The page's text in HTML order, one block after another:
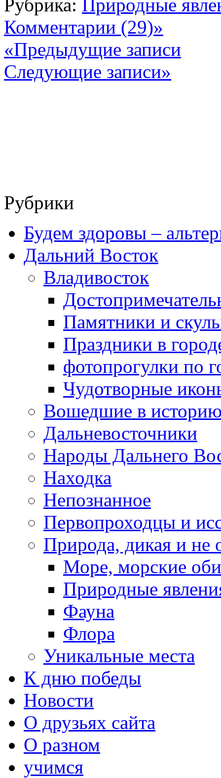
Рубрика: Природные
Комментарии (29)»
«Предыдущие записи
Следующие записи»
Рубрики
Будем здоровы –
Дальний Восток
Владивосток
Памятники и
Праздники в
фотопрогулки по
Чудотворные
Вошедшие в
Дальневосточники
Народы Дальнего
Находка
Непознанное
Первопроходцы и
Природа, дикая и не
Море, морские
Природные
Фауна
Флора
Уникальные места
К дню победы
Новости
О друзьях сайта
О разном
учимся